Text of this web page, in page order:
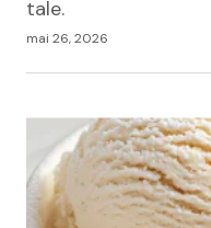
tale.
mai 26, 2026